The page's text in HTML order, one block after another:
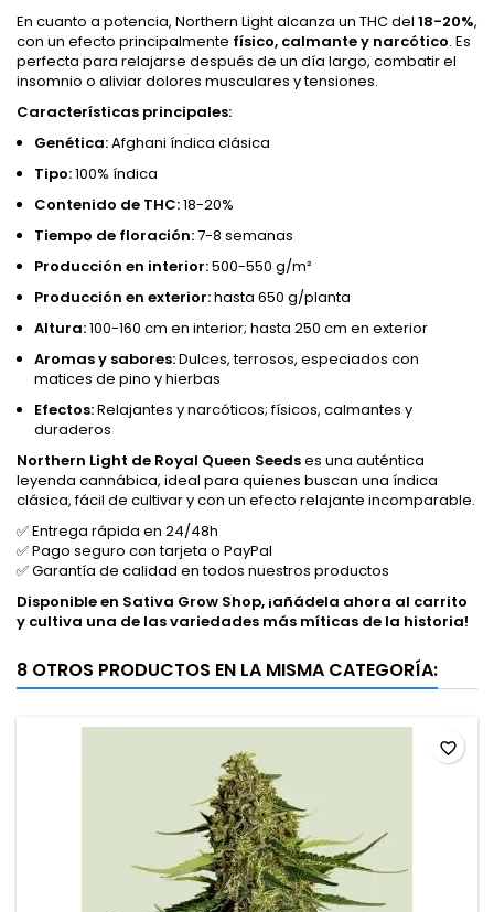
En cuanto a potencia, Northern Light alcanza un THC del 18-20%,
con un efecto principalmente físico, calmante y narcótico. Es
perfecta para relajarse después de un día largo, combatir el
insomnio o aliviar dolores musculares y tensiones.
Características principales:
Genética:Afghani índica clásica
Tipo:100% índica
Contenido de THC:18-20%
Tiempo de floración:7-8 semanas
Producción en interior:500-550 g/m²
Producción en exterior:hasta 650 g/planta
Altura:100-160 cm en interior; hasta 250 cm en exterior
Aromas y sabores:Dulces, terrosos, especiados con
matices de pino y hierbas
Efectos:Relajantes y narcóticos; físicos, calmantes y
duraderos
Northern Light de Royal Queen Seedses una auténtica
leyenda cannábica, ideal para quienes buscan una índica
clásica, fácil de cultivar y con un efecto relajante incomparable.
✅ Entrega rápida en 24/48h
✅ Pago seguro con tarjeta o PayPal
✅ Garantía de calidad en todos nuestros productos
Disponible en Sativa Grow Shop, ¡añádela ahora al carrito
y cultiva una de las variedades más míticas de la historia!
8 OTROS PRODUCTOS EN LA MISMA CATEGORÍA:
favorite_border